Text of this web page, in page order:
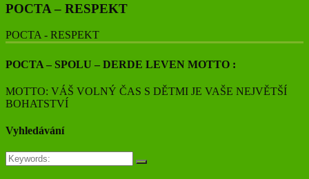
POCTA – RESPEKT
POCTA - RESPEKT
POCTA – SPOLU – DERDE LEVEN MOTTO :
MOTTO: VÁŠ VOLNÝ ČAS S DĚTMI JE VAŠE NEJVĚTŠÍ
BOHATSTVÍ
Vyhledávání